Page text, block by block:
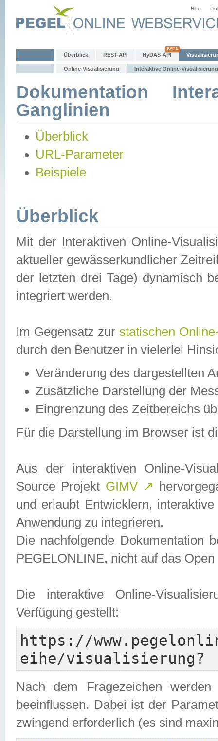
Hilfe
Überblick REST-API HyDAS-API
Online-Visualisierung Interaktive Online-Visualisierung
Dokumentation
Ganglinien
Überblick
URL-Parameter
Beispiele
Überblick
Mit der Interaktiven Online-
aktueller gewässerkundlicher
der letzten drei Tage) dynamisch
integriert werden.
Im Gegensatz zur statischen
durch den Benutzer in vielerlei
Veränderung des dargestellten
Zusätzliche Darstellung der
Eingrenzung des Zeitbereichs
Für die Darstellung im Browser ist
Aus der interaktiven Online-
Source Projekt GIMV ↗
und erlaubt Entwicklern,
Anwendung zu integrieren.
Die nachfolgende Dokumentation
PEGELONLINE, nicht auf das
Die interaktive Online-
Verfügung gestellt:
https://
eihe/visualisierung?
Nach dem Fragezeichen
beeinflussen. Dabei ist der
zwingend erforderlich (es sind